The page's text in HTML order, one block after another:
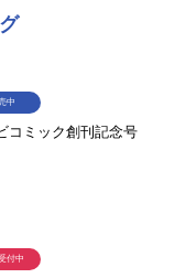
コミック創刊記念号
中
付中